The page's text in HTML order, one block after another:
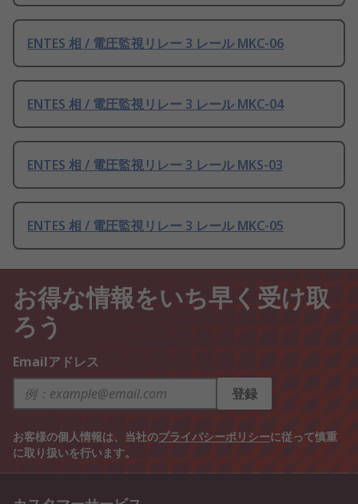
ENTES 相 / 電圧監視リレー 3 レール MKC-06
ENTES 相 / 電圧監視リレー 3 レール MKC-04
ENTES 相 / 電圧監視リレー 3 レール MKS-03
ENTES 相 / 電圧監視リレー 3 レール MKC-05
お得な情報をいち早く受け取
ろう
Emailアドレス
登録
お客様の個人情報は、当社のプライバシーポリシーに従って慎重
に取り扱いを行います。